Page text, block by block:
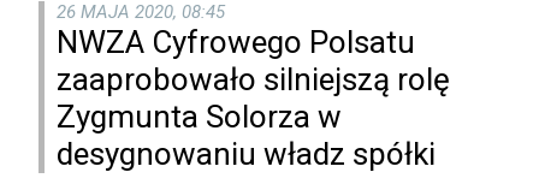
26 MAJA 2020, 08:45
NWZA Cyfrowego Polsatu
zaaprobowało silniejszą rolę
Zygmunta Solorza w
desygnowaniu władz spółki